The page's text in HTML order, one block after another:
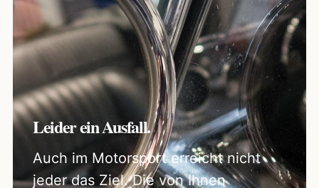
Leider ein Ausfall.
Auch im Motorsport erreicht nicht
jeder das Ziel. Die von Ihnen